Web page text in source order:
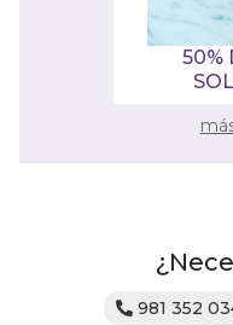
50%
981 352